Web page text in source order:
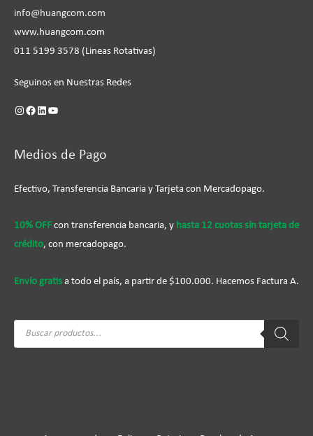
info@huangcom.com
www.huangcom.com
011 5199 3578 (Lineas Rotativas)
Seguinos en Nuestras Redes
Medios de Pago
Efectivo, Transferencia Bancaria y Tarjeta con Mercadopago.
10% OFF con transferencia bancaria, y hasta 12 cuotas sín tarjeta de
crédito, con mercadopago.
Envío gratis a todo el país, a partir de $100.000. Hacemos Factura A.
Búsqueda